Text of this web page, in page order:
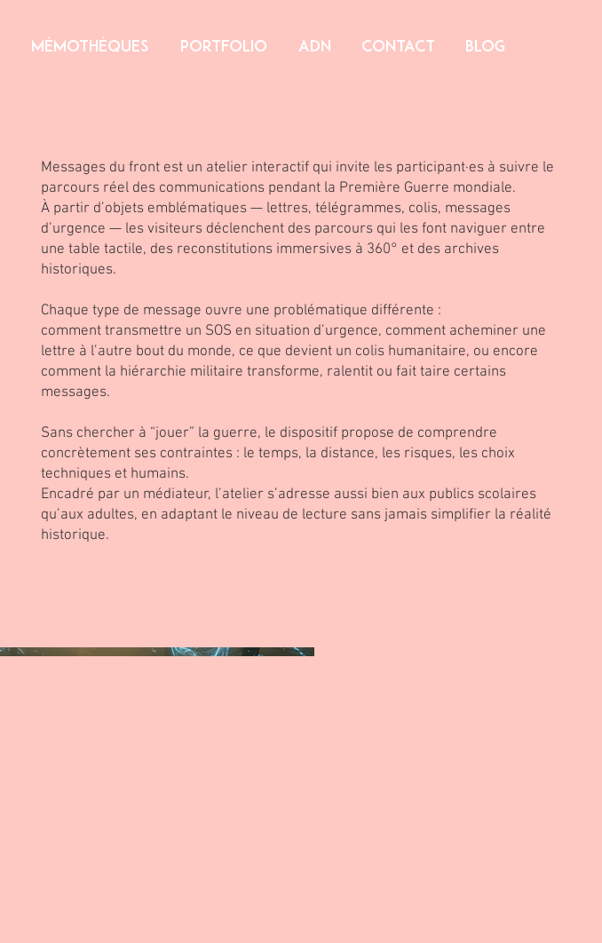
Mémothèques Portfolio ADN CONTACT Blog
Messages du front est un atelier interactif qui invite les participant·es à suivre le
parcours réel des communications pendant la Première Guerre mondiale.
À partir d’objets emblématiques — lettres, télégrammes, colis, messages
d’urgence — les visiteurs déclenchent des parcours qui les font naviguer entre
une table tactile, des reconstitutions immersives à 360° et des archives
historiques.
Chaque type de message ouvre une problématique différente :
comment transmettre un SOS en situation d’urgence, comment acheminer une
lettre à l’autre bout du monde, ce que devient un colis humanitaire, ou encore
comment la hiérarchie militaire transforme, ralentit ou fait taire certains
messages.
Sans chercher à “jouer” la guerre, le dispositif propose de comprendre
concrètement ses contraintes : le temps, la distance, les risques, les choix
techniques et humains.
Encadré par un médiateur, l’atelier s’adresse aussi bien aux publics scolaires
qu’aux adultes, en adaptant le niveau de lecture sans jamais simplifier la réalité
historique.